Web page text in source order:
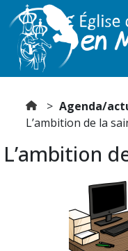
Agenda/
L’ambition de la
L’ambition